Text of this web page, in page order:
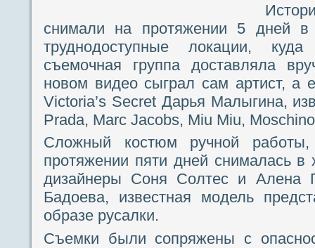
снимали на протяжении 5 дней в
труднодоступные локации,
съемочная группа доставляла
новом видео сыграл сам артист, а
Victoria’s Secret Дарья Малыгина,
Prada, Marc Jacobs, Miu Miu,
Сложный костюм ручной
протяжении пяти дней снималась в
дизайнеры Соня Солтес и Алена
Бадоева, известная модель
образе русалки.
Съемки были сопряжены с